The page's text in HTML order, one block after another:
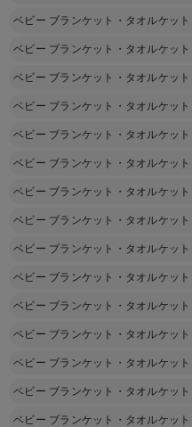
ベビー ブランケット・タオルケット
ベビー ブランケット・タオルケット
ベビー ブランケット・タオルケット
ベビー ブランケット・タオルケット
ベビー ブランケット・タオルケット
ベビー ブランケット・タオルケット
ベビー ブランケット・タオルケット
ベビー ブランケット・タオルケット
ベビー ブランケット・タオルケット
ベビー ブランケット・タオルケット
ベビー ブランケット・タオルケット
ベビー ブランケット・タオルケット
ベビー ブランケット・タオルケット
ベビー ブランケット・タオルケット
ベビー ブランケット・タオルケット